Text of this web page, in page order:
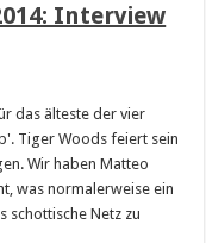
Interview
das älteste der vier
Tiger Woods feiert sein
Wir haben Matteo
was normalerweise ein
schottische Netz zu